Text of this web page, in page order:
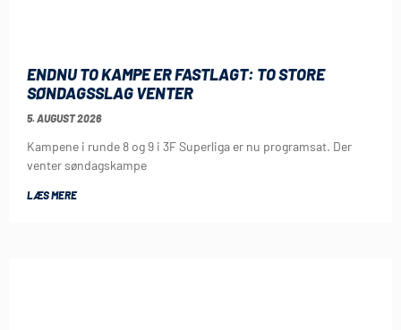
ENDNU TO KAMPE ER FASTLAGT: TO STORE
SØNDAGSSLAG VENTER
5. AUGUST 2026
Kampene i runde 8 og 9 i 3F Superliga er nu programsat. Der
venter søndagskampe
LÆS MERE